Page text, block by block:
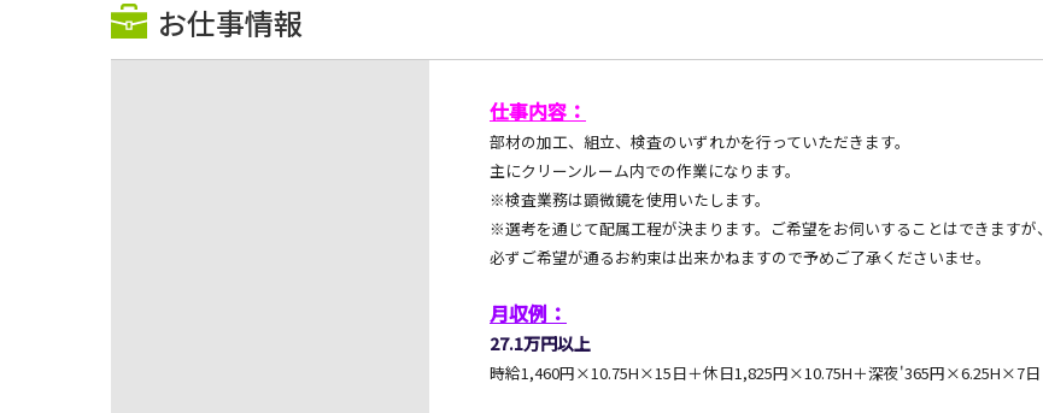
お仕事情報
仕事内容：
部材の加工、組立、検査のいずれかを行っていただきます。
主にクリーンルーム内での作業になります。
※検査業務は顕微鏡を使用いたします。
※選考を通じて配属工程が決まります。ご希望をお伺いすることはできますが、
必ずご希望が通るお約束は出来かねますので予めご了承くださいませ。
月収例：
27.1万円以上
時給1,460円×10.75H×15日＋休日1,825円×10.75H＋深夜'365円×6.25H×7日